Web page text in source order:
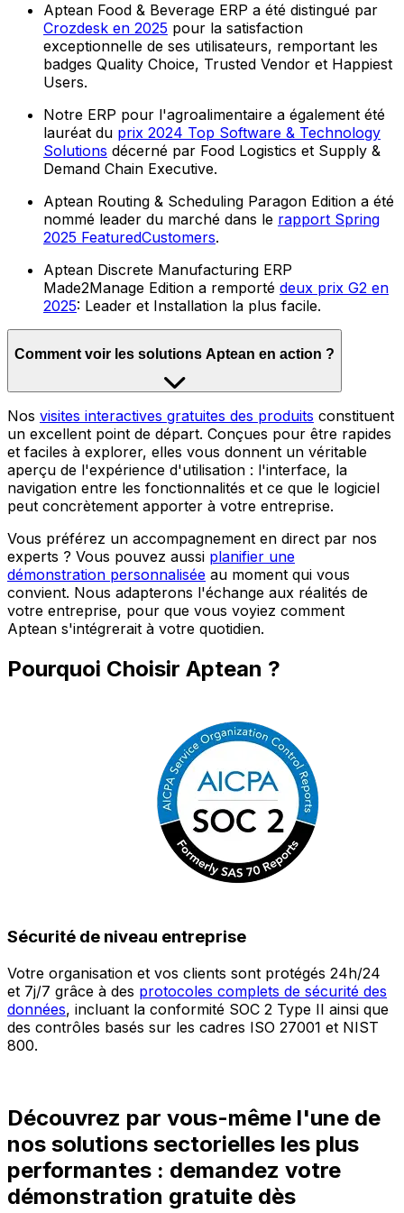
Aptean Food & Beverage ERP a été distingué par
Crozdesk en 2025 pour la satisfaction
exceptionnelle de ses utilisateurs, remportant les
badges Quality Choice, Trusted Vendor et Happiest
Users.
Notre ERP pour l'agroalimentaire a également été
lauréat du prix 2024 Top Software & Technology
Solutions décerné par Food Logistics et Supply &
Demand Chain Executive.
Aptean Routing & Scheduling Paragon Edition a été
nommé leader du marché dans le rapport Spring
2025 FeaturedCustomers.
Aptean Discrete Manufacturing ERP
Made2Manage Edition a remporté deux prix G2 en
2025: Leader et Installation la plus facile.
Comment voir les solutions Aptean en action ?
Nos visites interactives gratuites des produits constituent
un excellent point de départ. Conçues pour être rapides
et faciles à explorer, elles vous donnent un véritable
aperçu de l'expérience d'utilisation : l'interface, la
navigation entre les fonctionnalités et ce que le logiciel
peut concrètement apporter à votre entreprise.
Vous préférez un accompagnement en direct par nos
experts ? Vous pouvez aussi planifier une
démonstration personnalisée au moment qui vous
convient. Nous adapterons l'échange aux réalités de
votre entreprise, pour que vous voyiez comment
Aptean s'intégrerait à votre quotidien.
Pourquoi Choisir Aptean ?
Sécurité de niveau entreprise
Votre organisation et vos clients sont protégés 24h/24
et 7j/7 grâce à des protocoles complets de sécurité des
données, incluant la conformité SOC 2 Type II ainsi que
des contrôles basés sur les cadres ISO 27001 et NIST
800.
Découvrez par vous-même l'une de
nos solutions sectorielles les plus
performantes : demandez votre
démonstration gratuite dès